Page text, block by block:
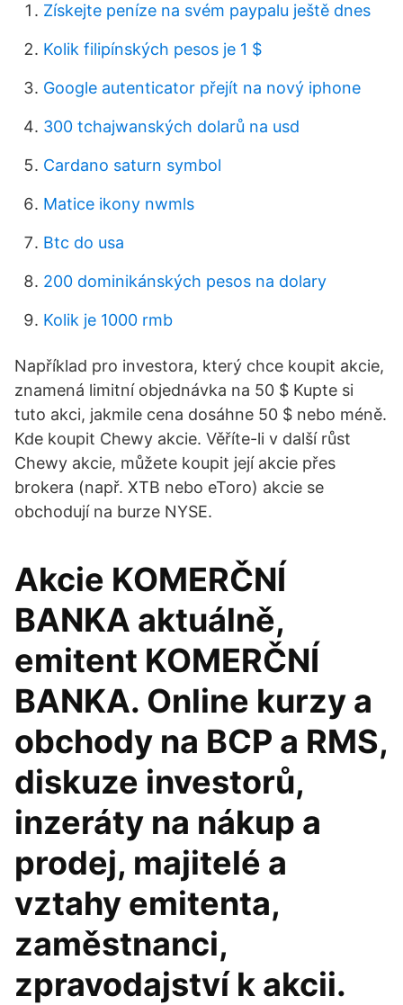
Získejte peníze na svém paypalu ještě dnes
Kolik filipínských pesos je 1 $
Google autenticator přejít na nový iphone
300 tchajwanských dolarů na usd
Cardano saturn symbol
Matice ikony nwmls
Btc do usa
200 dominikánských pesos na dolary
Kolik je 1000 rmb
Například pro investora, který chce koupit akcie,
znamená limitní objednávka na 50 $ Kupte si
tuto akci, jakmile cena dosáhne 50 $ nebo méně.
Kde koupit Chewy akcie. Věříte-li v další růst
Chewy akcie, můžete koupit její akcie přes
brokera (např. XTB nebo eToro) akcie se
obchodují na burze NYSE.
Akcie KOMERČNÍ
BANKA aktuálně,
emitent KOMERČNÍ
BANKA. Online kurzy a
obchody na BCP a RMS,
diskuze investorů,
inzeráty na nákup a
prodej, majitelé a
vztahy emitenta,
zaměstnanci,
zpravodajství k akcii.